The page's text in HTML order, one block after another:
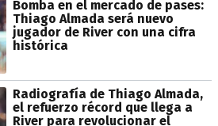
Bomba en el mercado de pases:
Thiago Almada será nuevo
jugador de River con una cifra
histórica
Radiografía de Thiago Almada,
el refuerzo récord que llega a
River para revolucionar el